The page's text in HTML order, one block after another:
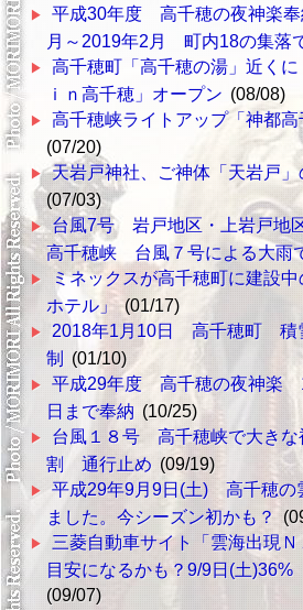
平成30年度 高千穂の夜神楽奉
月～2019年2月 町内18の集落
高千穂町「高千穂の湯」近く
ｉｎ高千穂」オープン (08/08)
高千穂峡ライトアップ「神都高
(07/20)
天岩戸神社、ご神体「天岩戸
(07/03)
台風7号 岩戸地区・上岩戸地
高千穂峡 台風７号による大雨
ミネックスが高千穂町に建設
ホテル」(01/17)
2018年1月10日 高千穂町 積
制
(01/10)
平成29年度 高千穂の夜神楽
日まで奉納 (10/25)
台風１８号 高千穂峡で大き
割 通行止め (09/19)
平成29年9月9日(土) 高千穂の
ました。今シーズン初かも？
三菱自動車サイト「雲海出現
目安になるかも？9/9日(土
(09/07)